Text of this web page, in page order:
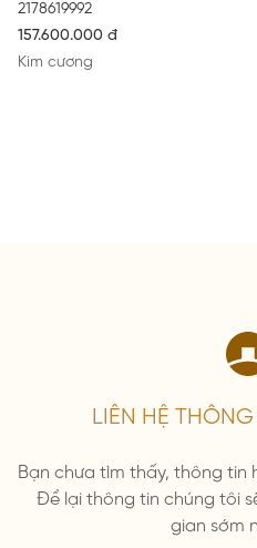
2178619992
157.600.000 đ
Kim cương
LIÊN HỆ
Bạn chưa tìm thấy, thông tin
Để lại thông tin chúng tôi
gian sớm